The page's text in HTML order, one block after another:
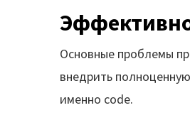
редакцию
Купить настольную
редакцию
Запросить trial
Основные проблемы
внедрить
именно code.